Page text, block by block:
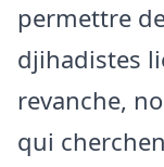
permettre
djihadistes
revanche,
qui